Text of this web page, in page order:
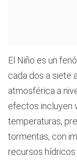
El Niño es un
cada dos a siete
atmosférica a
efectos incluyen
temperaturas,
tormentas, con
recursos